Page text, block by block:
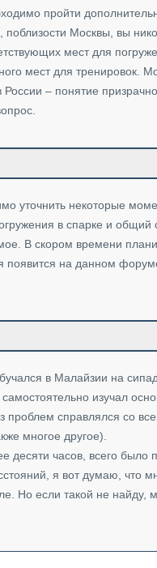
пройти
поблизости Москвы, вы
мест для
мест для тренировок.
– понятие
уточнить некоторые
в спарке и
В скором времени
на данном
в Малайзии на
изучал
проблем справлялся со
многое другое).
десяти часов, всего
я вот думаю, что
Но если такой не найду,